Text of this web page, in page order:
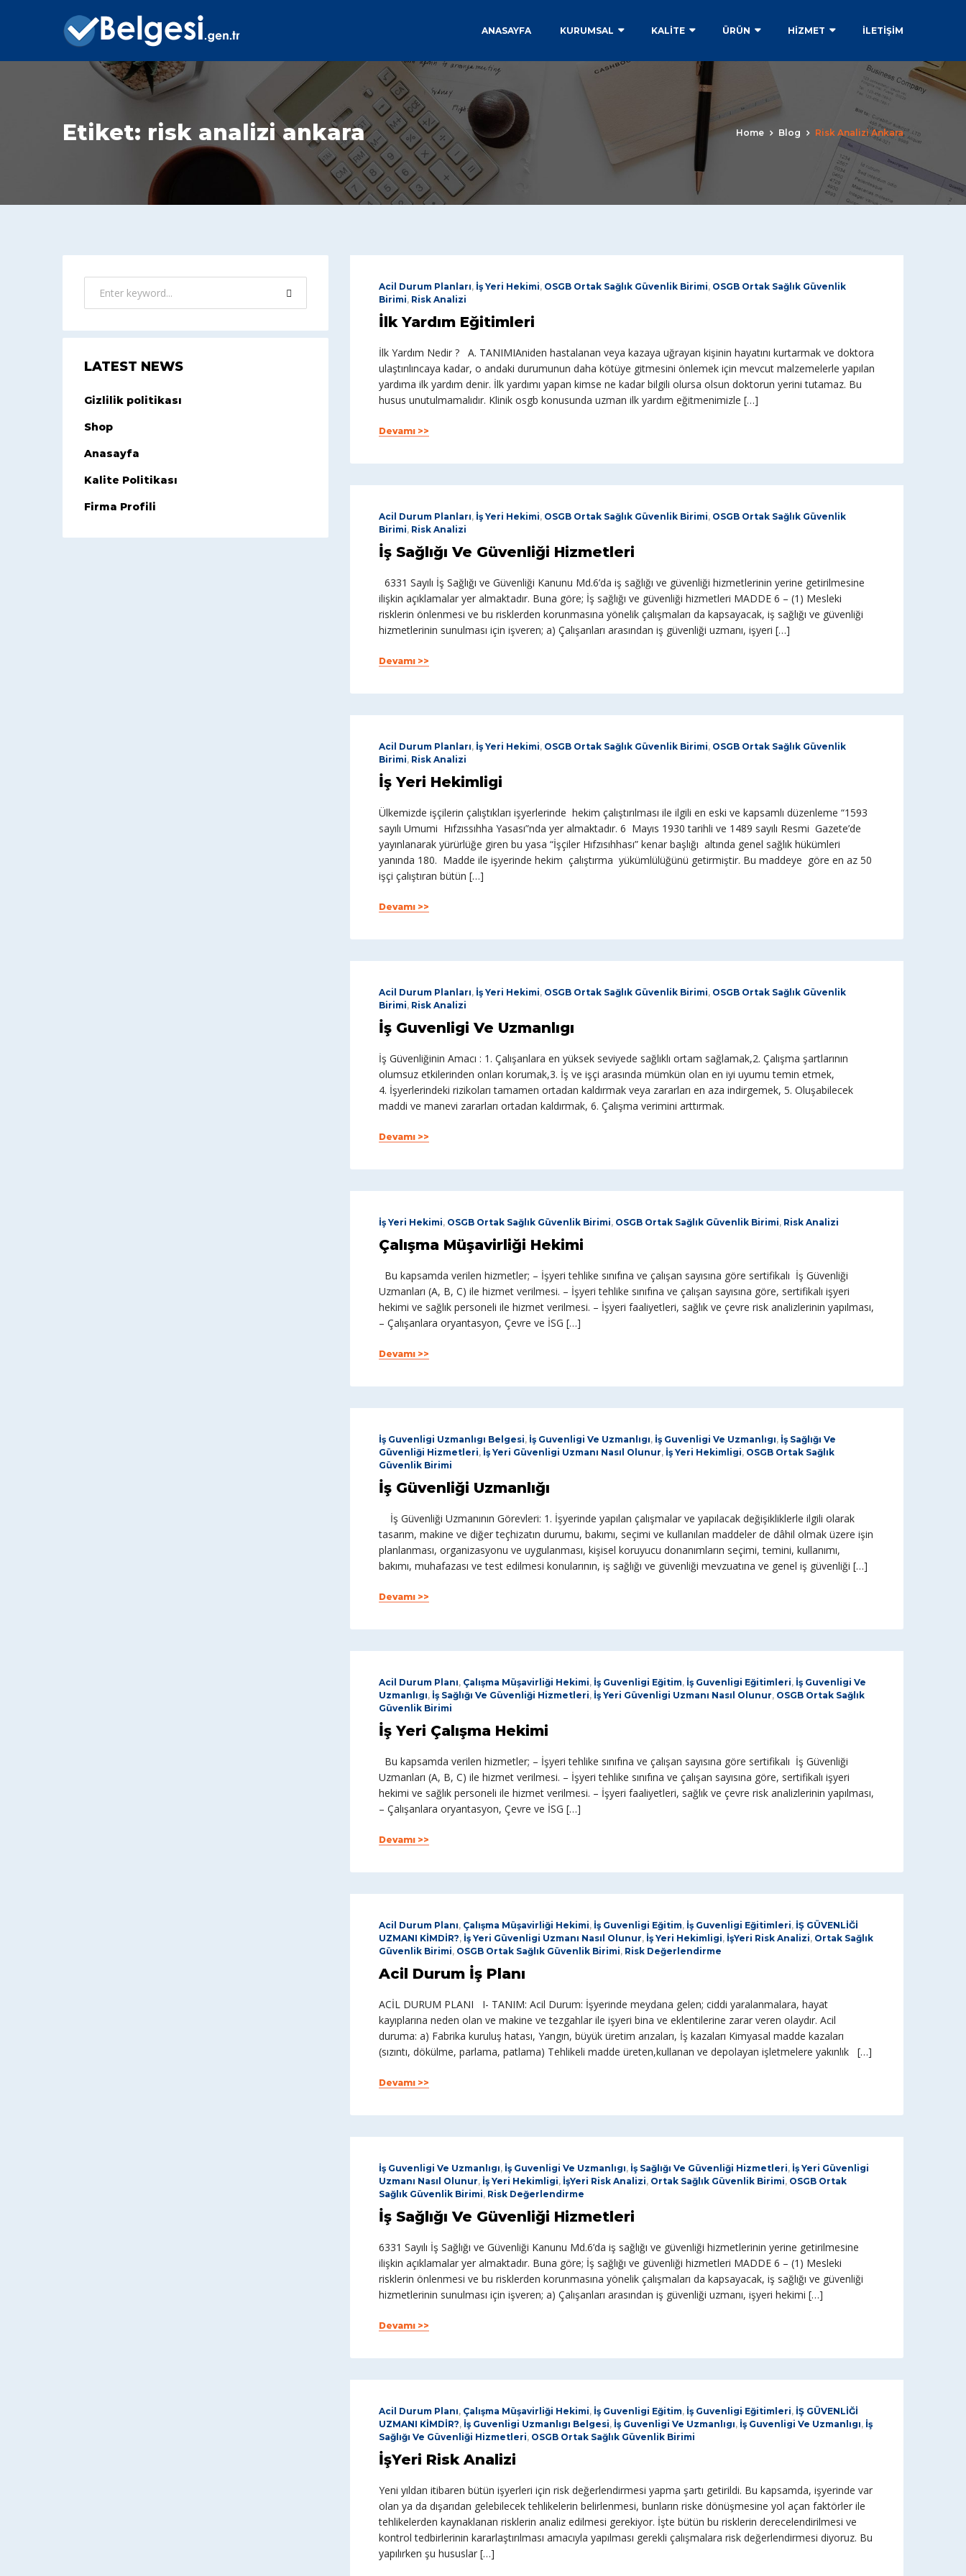
ANASAYFA KURUMSAL KALİTE ÜRÜN HİZMET İLETIŞIM
Etiket: risk analizi ankara Home Blog Risk Analizi Ankara
Acil Durum Planları, İş Yeri Hekimi, OSGB Ortak Sağlık Güvenlik Birimi, OSGB Ortak Sağlık Güvenlik
Birimi, Risk Analizi
İlk Yardım Eğitimleri
İlk Yardım Nedir ? A. TANIMIAniden hastalanan veya kazaya uğrayan kişinin hayatını kurtarmak ve doktora
ulaştırılıncaya kadar, o andaki durumunun daha kötüye gitmesini önlemek için mevcut malzemelerle yapılan
yardıma ilk yardım denir. İlk yardımı yapan kimse ne kadar bilgili olursa olsun doktorun yerini tutamaz. Bu
husus unutulmamalıdır. Klinik osgb konusunda uzman ilk yardım eğitmenimizle […]
Devamı >>
Acil Durum Planları, İş Yeri Hekimi, OSGB Ortak Sağlık Güvenlik Birimi, OSGB Ortak Sağlık Güvenlik
Birimi, Risk Analizi
İş Sağlığı Ve Güvenliği Hizmetleri
6331 Sayılı İş Sağlığı ve Güvenliği Kanunu Md.6’da iş sağlığı ve güvenliği hizmetlerinin yerine getirilmesine
ilişkin açıklamalar yer almaktadır. Buna göre; İş sağlığı ve güvenliği hizmetleri MADDE 6 – (1) Mesleki
risklerin önlenmesi ve bu risklerden korunmasına yönelik çalışmaları da kapsayacak, iş sağlığı ve güvenliği
hizmetlerinin sunulması için işveren; a) Çalışanları arasından iş güvenliği uzmanı, işyeri […]
Devamı >>
Acil Durum Planları, İş Yeri Hekimi, OSGB Ortak Sağlık Güvenlik Birimi, OSGB Ortak Sağlık Güvenlik
Birimi, Risk Analizi
İş Yeri Hekimligi
Ülkemizde işçilerin çalıştıkları işyerlerinde hekim çalıştırılması ile ilgili en eski ve kapsamlı düzenleme “1593
sayılı Umumi Hıfzıssıhha Yasası”nda yer almaktadır. 6 Mayıs 1930 tarihli ve 1489 sayılı Resmi Gazete’de
yayınlanarak yürürlüğe giren bu yasa “İşçiler Hıfzısıhhası” kenar başlığı altında genel sağlık hükümleri
yanında 180. Madde ile işyerinde hekim çalıştırma yükümlülüğünü getirmiştir. Bu maddeye göre en az 50
işçi çalıştıran bütün […]
Devamı >>
Acil Durum Planları, İş Yeri Hekimi, OSGB Ortak Sağlık Güvenlik Birimi, OSGB Ortak Sağlık Güvenlik
Birimi, Risk Analizi
İş Guvenligi Ve Uzmanlıgı
İş Güvenliğinin Amacı : 1. Çalışanlara en yüksek seviyede sağlıklı ortam sağlamak,2. Çalışma şartlarının
olumsuz etkilerinden onları korumak,3. İş ve işçi arasında mümkün olan en iyi uyumu temin etmek,
4. İşyerlerindeki rizikoları tamamen ortadan kaldırmak veya zararları en aza indirgemek, 5. Oluşabilecek
maddi ve manevi zararları ortadan kaldırmak, 6. Çalışma verimini arttırmak.
Devamı >>
İş Yeri Hekimi, OSGB Ortak Sağlık Güvenlik Birimi, OSGB Ortak Sağlık Güvenlik Birimi, Risk Analizi
Çalışma Müşavirliği Hekimi
Bu kapsamda verilen hizmetler; – İşyeri tehlike sınıfına ve çalışan sayısına göre sertifikalı İş Güvenliği
Uzmanları (A, B, C) ile hizmet verilmesi. – İşyeri tehlike sınıfına ve çalışan sayısına göre, sertifikalı işyeri
hekimi ve sağlık personeli ile hizmet verilmesi. – İşyeri faaliyetleri, sağlık ve çevre risk analizlerinin yapılması,
– Çalışanlara oryantasyon, Çevre ve İSG […]
Devamı >>
İş Guvenligi Uzmanlıgı Belgesi, İş Guvenligi Ve Uzmanlıgı, İş Guvenligi Ve Uzmanlıgı, İş Sağlığı Ve
Güvenliği Hizmetleri, İş Yeri Güvenligi Uzmanı Nasıl Olunur, İş Yeri Hekimligi, OSGB Ortak Sağlık
Güvenlik Birimi
İş Güvenliği Uzmanlığı
İş Güvenliği Uzmanının Görevleri: 1. İşyerinde yapılan çalışmalar ve yapılacak değişikliklerle ilgili olarak
tasarım, makine ve diğer teçhizatın durumu, bakımı, seçimi ve kullanılan maddeler de dâhil olmak üzere işin
planlanması, organizasyonu ve uygulanması, kişisel koruyucu donanımların seçimi, temini, kullanımı,
bakımı, muhafazası ve test edilmesi konularının, iş sağlığı ve güvenliği mevzuatına ve genel iş güvenliği […]
Devamı >>
Acil Durum Planı, Çalışma Müşavirliği Hekimi, İş Guvenligi Eğitim, İş Guvenligi Eğitimleri, İş Guvenligi Ve
Uzmanlıgı, İş Sağlığı Ve Güvenliği Hizmetleri, İş Yeri Güvenligi Uzmanı Nasıl Olunur, OSGB Ortak Sağlık
Güvenlik Birimi
İş Yeri Çalışma Hekimi
Bu kapsamda verilen hizmetler; – İşyeri tehlike sınıfına ve çalışan sayısına göre sertifikalı İş Güvenliği
Uzmanları (A, B, C) ile hizmet verilmesi. – İşyeri tehlike sınıfına ve çalışan sayısına göre, sertifikalı işyeri
hekimi ve sağlık personeli ile hizmet verilmesi. – İşyeri faaliyetleri, sağlık ve çevre risk analizlerinin yapılması,
– Çalışanlara oryantasyon, Çevre ve İSG […]
Devamı >>
Acil Durum Planı, Çalışma Müşavirliği Hekimi, İş Guvenligi Eğitim, İş Guvenligi Eğitimleri, İŞ GÜVENLİĞİ
UZMANI KİMDİR?, İş Yeri Güvenligi Uzmanı Nasıl Olunur, İş Yeri Hekimligi, İşYeri Risk Analizi, Ortak Sağlık
Güvenlik Birimi, OSGB Ortak Sağlık Güvenlik Birimi, Risk Değerlendirme
Acil Durum İş Planı
ACİL DURUM PLANI I- TANIM: Acil Durum: İşyerinde meydana gelen; ciddi yaralanmalara, hayat
kayıplarına neden olan ve makine ve tezgahlar ile işyeri bina ve eklentilerine zarar veren olaydır. Acil
duruma: a) Fabrika kuruluş hatası, Yangın, büyük üretim arızaları, İş kazaları Kimyasal madde kazaları
(sızıntı, dökülme, parlama, patlama) Tehlikeli madde üreten,kullanan ve depolayan işletmelere yakınlık […]
Devamı >>
İş Guvenligi Ve Uzmanlıgı, İş Guvenligi Ve Uzmanlıgı, İş Sağlığı Ve Güvenliği Hizmetleri, İş Yeri Güvenligi
Uzmanı Nasıl Olunur, İş Yeri Hekimligi, İşYeri Risk Analizi, Ortak Sağlık Güvenlik Birimi, OSGB Ortak
Sağlık Güvenlik Birimi, Risk Değerlendirme
İş Sağlığı Ve Güvenliği Hizmetleri
6331 Sayılı İş Sağlığı ve Güvenliği Kanunu Md.6’da iş sağlığı ve güvenliği hizmetlerinin yerine getirilmesine
ilişkin açıklamalar yer almaktadır. Buna göre; İş sağlığı ve güvenliği hizmetleri MADDE 6 – (1) Mesleki
risklerin önlenmesi ve bu risklerden korunmasına yönelik çalışmaları da kapsayacak, iş sağlığı ve güvenliği
hizmetlerinin sunulması için işveren; a) Çalışanları arasından iş güvenliği uzmanı, işyeri hekimi […]
Devamı >>
Acil Durum Planı, Çalışma Müşavirliği Hekimi, İş Guvenligi Eğitim, İş Guvenligi Eğitimleri, İŞ GÜVENLİĞİ
UZMANI KİMDİR?, İş Guvenligi Uzmanlıgı Belgesi, İş Guvenligi Ve Uzmanlıgı, İş Guvenligi Ve Uzmanlıgı, İş
Sağlığı Ve Güvenliği Hizmetleri, OSGB Ortak Sağlık Güvenlik Birimi
İşYeri Risk Analizi
Yeni yıldan itibaren bütün işyerleri için risk değerlendirmesi yapma şartı getirildi. Bu kapsamda, işyerinde var
olan ya da dışarıdan gelebilecek tehlikelerin belirlenmesi, bunların riske dönüşmesine yol açan faktörler ile
tehlikelerden kaynaklanan risklerin analiz edilmesi gerekiyor. İşte bütün bu risklerin derecelendirilmesi ve
kontrol tedbirlerinin kararlaştırılması amacıyla yapılması gerekli çalışmalara risk değerlendirmesi diyoruz. Bu
yapılırken şu hususlar […]
LATEST NEWS
Gizlilik politikası
Shop
Anasayfa
Kalite Politikası
Firma Profili